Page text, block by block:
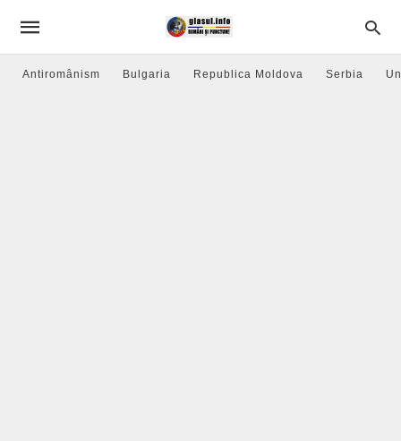
Antiromânism Bulgaria Republica Moldova Serbia